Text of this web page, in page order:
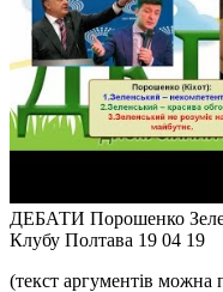
ДЕБАТИ Порошенко
Клубу Полтава 19 04 19
(текст аргументів можна